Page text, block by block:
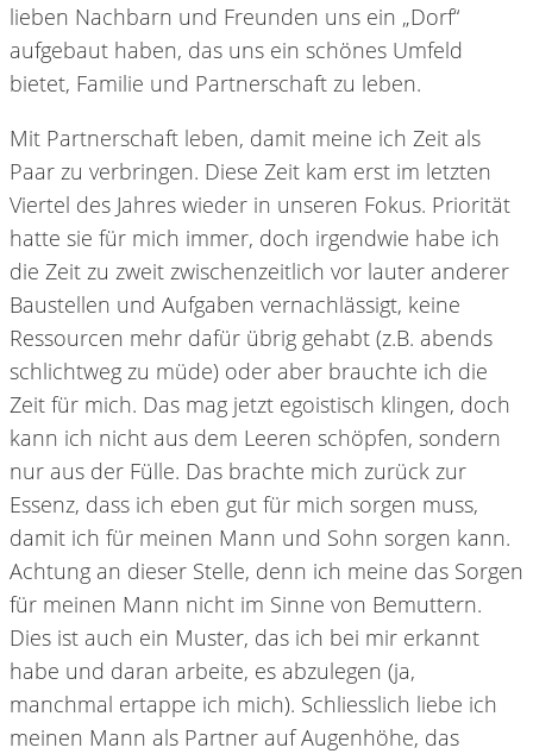
lieben Nachbarn und Freunden uns ein „Dorf“
aufgebaut haben, das uns ein schönes Umfeld
bietet, Familie und Partnerschaft zu leben.
Mit Partnerschaft leben, damit meine ich Zeit als
Paar zu verbringen. Diese Zeit kam erst im letzten
Viertel des Jahres wieder in unseren Fokus. Priorität
hatte sie für mich immer, doch irgendwie habe ich
die Zeit zu zweit zwischenzeitlich vor lauter anderer
Baustellen und Aufgaben vernachlässigt, keine
Ressourcen mehr dafür übrig gehabt (z.B. abends
schlichtweg zu müde) oder aber brauchte ich die
Zeit für mich. Das mag jetzt egoistisch klingen, doch
kann ich nicht aus dem Leeren schöpfen, sondern
nur aus der Fülle. Das brachte mich zurück zur
Essenz, dass ich eben gut für mich sorgen muss,
damit ich für meinen Mann und Sohn sorgen kann.
Achtung an dieser Stelle, denn ich meine das Sorgen
für meinen Mann nicht im Sinne von Bemuttern.
Dies ist auch ein Muster, das ich bei mir erkannt
habe und daran arbeite, es abzulegen (ja,
manchmal ertappe ich mich). Schliesslich liebe ich
meinen Mann als Partner auf Augenhöhe, das